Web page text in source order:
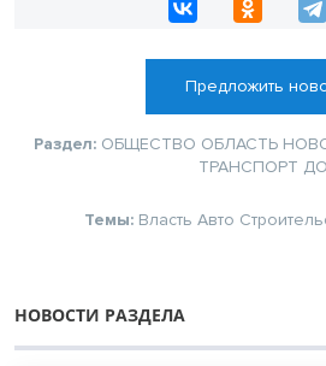
Предложить
Раздел: ОБЩЕСТВО ОБЛАСТЬ
ТРАНСПОРТ
Темы: Власть Авто
НОВОСТИ РАЗДЕЛА